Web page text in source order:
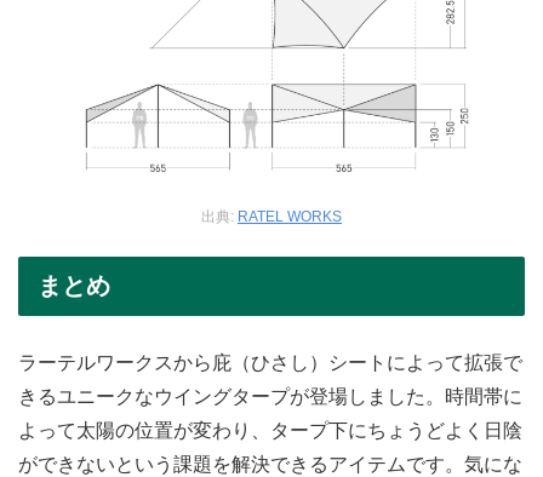
出典: RATEL WORKS
まとめ
ラーテルワークスから庇（ひさし）シートによって拡張で
きるユニークなウイングタープが登場しました。時間帯に
よって太陽の位置が変わり、タープ下にちょうどよく日陰
ができないという課題を解決できるアイテムです。気にな